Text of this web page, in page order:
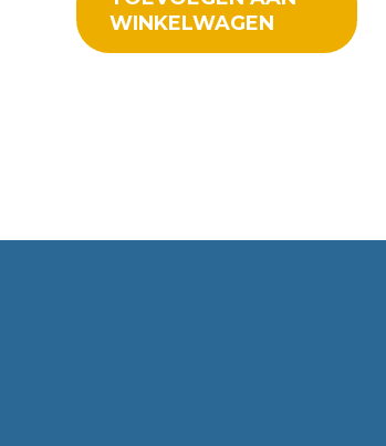
WINKELWAGEN